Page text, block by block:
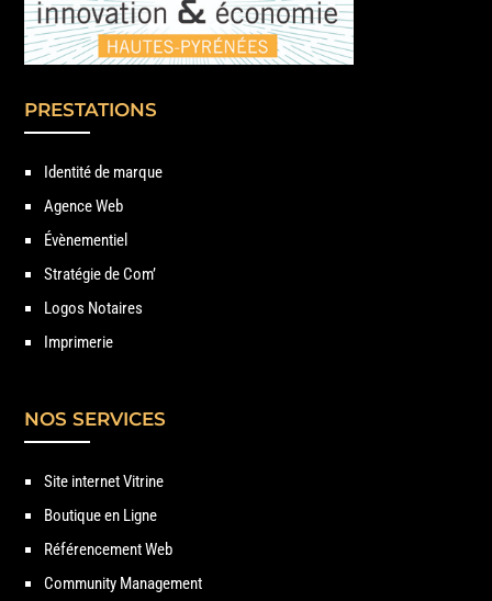
PRESTATIONS
Identité de marque
Agence Web
Évènementiel
Stratégie de Com’
Logos Notaires
Imprimerie
NOS SERVICES
Site internet Vitrine
Boutique en Ligne
Référencement Web
Community Management